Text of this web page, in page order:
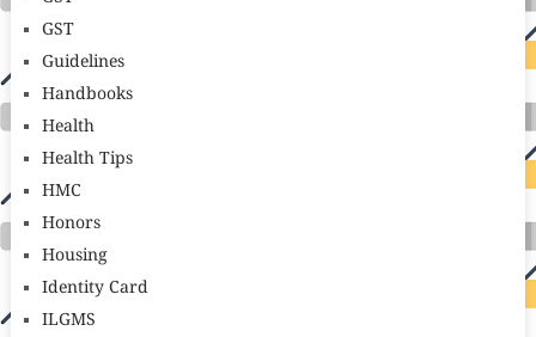
GST
Guidelines
Handbooks
Health
Health Tips
HMC
Honors
Housing
Identity Card
ILGMS